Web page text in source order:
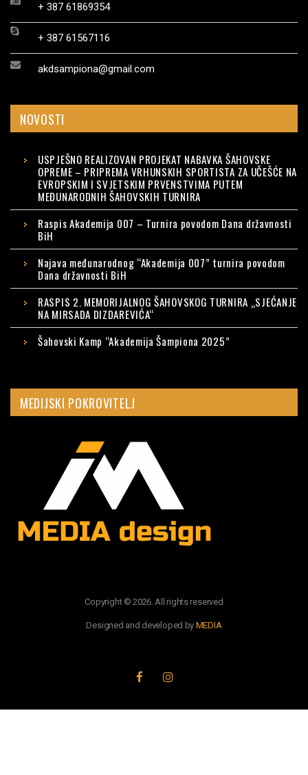
+ 387 61869354
+ 387 61567116
akdsampiona@gmail.com
NOVOSTI
USPJEŠNO REALIZOVAN PROJEKAT NABAVKA ŠAHOVSKE
OPREME – PRIPREMA VRHUNSKIH SPORTISTA ZA UČEŠĆE NA
EVROPSKIM I SVJETSKIM PRVENSTVIMA PUTEM
MEĐUNARODNIH ŠAHOVSKIH TURNIRA
Raspis Akademija 007 – Turnira povodom Dana državnosti
BiH
Najava međunarodnog “Akademija 007” turnira povodom
Dana državnosti BiH
RASPIS 2. MEMORIJALNOG ŠAHOVSKOG TURNIRA „SJEĆANJE
NA MIRSADA DIZDAREVIĆA“
Šahovski Kamp “Akademija Šampiona 2025”
MEDIJSKI POKROVITELJ
Copyright © 2026. All rights reserved
Designed and developed by MEDIA